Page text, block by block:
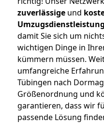
zuverlässige und
damit Sie sich um
wichtigen Dinge in
kümmern müssen.
umfangreiche
Tübingen nach
Größenordnung und
garantieren, dass wir
passende Lösung